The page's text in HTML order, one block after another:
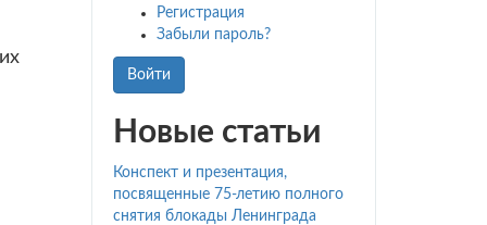
Регистрация
Забыли пароль?
Войти
Новые статьи
Конспект и презентация,
посвященные 75-летию полного
снятия блокады Ленинграда